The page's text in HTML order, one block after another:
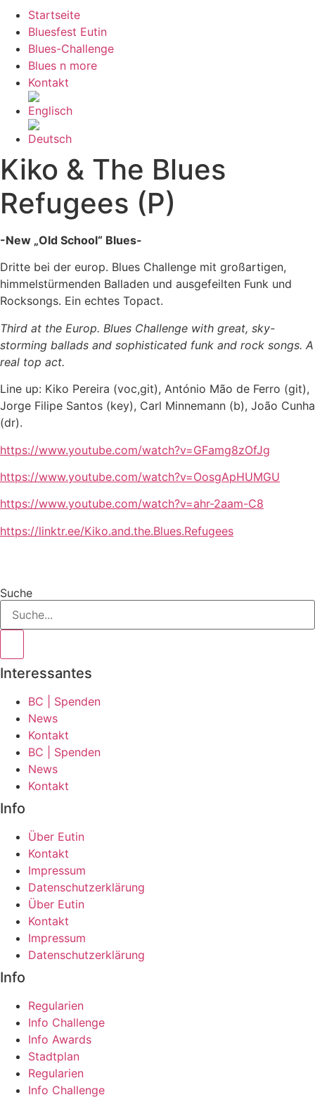
Startseite
Bluesfest Eutin
Blues-Challenge
Blues n more
Kontakt
Kiko & The Blues
Refugees (P)
-New „Old School“ Blues-
Dritte bei der europ. Blues Challenge mit großartigen,
himmelstürmenden Balladen und ausgefeilten Funk und
Rocksongs. Ein echtes Topact.
Third at the Europ. Blues Challenge with great, sky-
storming ballads and sophisticated funk and rock songs. A
real top act.
Line up: Kiko Pereira (voc,git), António Mão de Ferro (git),
Jorge Filipe Santos (key), Carl Minnemann (b), João Cunha
(dr).
https://www.youtube.com/watch?v=GFamg8zOfJg
https://www.youtube.com/watch?v=OosgApHUMGU
https://www.youtube.com/watch?v=ahr-2aam-C8
https://linktr.ee/Kiko.and.the.Blues.Refugees
Suche
Interessantes
BC | Spenden
News
Kontakt
BC | Spenden
News
Kontakt
Info
Über Eutin
Kontakt
Impressum
Datenschutzerklärung
Über Eutin
Kontakt
Impressum
Datenschutzerklärung
Info
Regularien
Info Challenge
Info Awards
Stadtplan
Regularien
Info Challenge